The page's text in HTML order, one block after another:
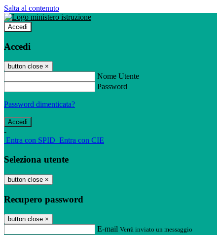
Salta al contenuto
Accedi
Accedi
button close ×
Nome Utente
Password
Password dimenticata?
-
Entra con SPID Entra con CIE
Seleziona utente
button close ×
Recupero password
button close ×
E-mail Verrà inviato un messaggio